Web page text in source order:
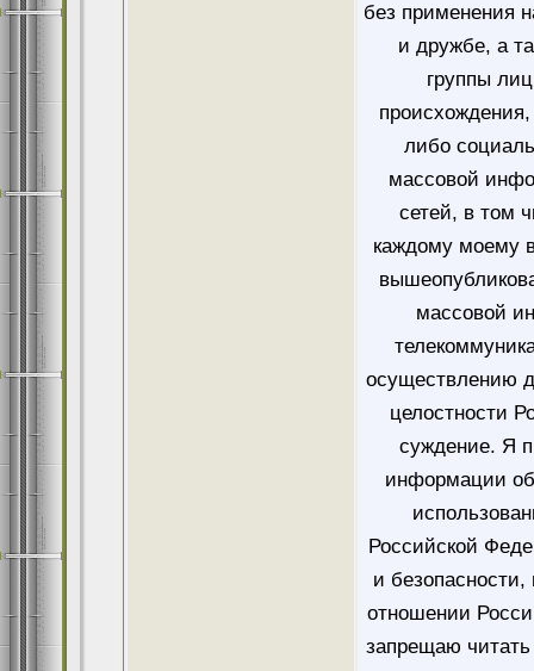
без применения
и дружбе, а
группы
либо
массовой
сетей, в том
каждому моему
массовой
осуществлению
целостности
суждение. Я
информации
Российской
и безопасности,
отношении
запрещаю читать